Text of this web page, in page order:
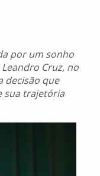
por um sonho
Cruz, no
decisão que
sua trajetória